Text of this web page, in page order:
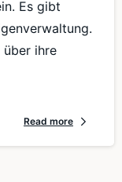
Es gibt
über ihre
Read more